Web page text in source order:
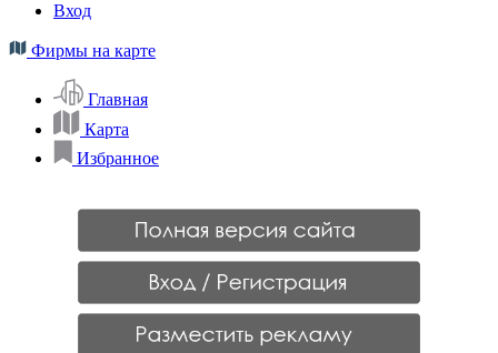
Вход
Фирмы на карте
Главная
Карта
Избранное